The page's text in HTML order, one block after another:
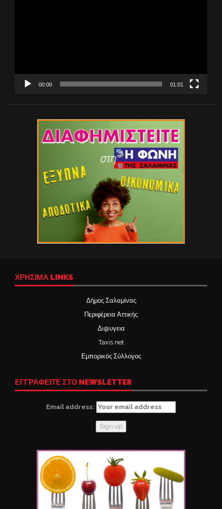
00:00 01:01
ΧΡΉΣΙΜΑ LINKS
Δήμος Σαλαμίνας
Περιφέρεια Αττικής
Δι@υγεια
Taxis net
Εμπορικός Σύλλογος
ΕΓΓΡΑΦΕΙΤΕ ΣΤΟ NEWSLETTER
Email address: